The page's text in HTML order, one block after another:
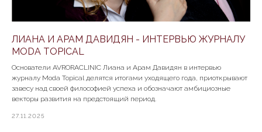
ЛИАНА И АРАМ ДАВИДЯН - ИНТЕРВЬЮ ЖУРНАЛУ
MODA TOPICAL
Основатели AVRORACLINIC Лиана и Арам Давидян в интервью
журналу Moda Topical делятся итогами уходящего года, приоткрывают
завесу над своей философией успеха и обозначают амбициозные
векторы развития на предстоящий период.
27.11.2025
© ООО "Созвездие Аврора ", 2007 -2023г.
Все права защищены. Любое использование либо
копирование материалов или подборки
материалов сайта, элементов дизайна и
правообладателя и только со ссылкой на
Политика конфиденциальности
по косметологии